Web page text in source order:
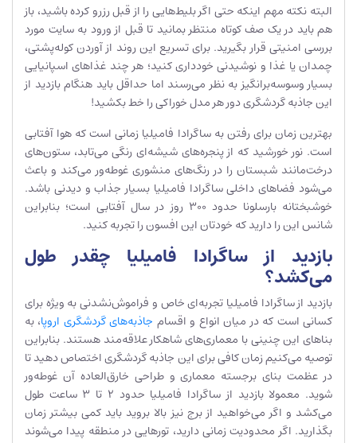
البته نکته مهم اینکه حتی اگر بلیط‌هایی را از قبل رزرو کرده باشید، باز
هم باید در یک صف کوتاه منتظر بمانید تا قبل از ورود به سایت مورد
بررسی امنیتی قرار بگیرید. برای تسریع این روند از آوردن کوله‌پشتی،
چمدان یا غذا و نوشیدنی خودداری کنید؛ هر چند غذاهای اسپانیایی
بسیار وسوسه‌برانگیز به نظر می‌رسند اما حداقل باید هنگام بازدید از
این جاذبه گردشگری دور هر مدل خوراکی را خط بکشید!
بهترین زمان برای رفتن به ساگرادا فامیلیا زمانی است که هوا آفتابی
است. نور خورشید که از پنجره‌های شیشه‌ای رنگی می‌تابد، ستون‌های
درخت‌مانند شبستان را در رنگ‌های منشوری غوطه‌ور می‌کند و باعث
می‌شود فضاهای داخلی ساگرادا فامیلیا بسیار جذاب و دیدنی باشد.
خوشبختانه بارسلونا حدود 300 روز در سال آفتابی است؛ بنابراین
شانس این را دارید که خودتان این افسون را تجربه کنید.
بازدید از ساگرادا فامیلیا چقدر طول
می‌کشد؟
بازدید از ساگرادا فامیلیا تجربه‌ای خاص و فراموش‌نشدنی به ویژه برای
کسانی است که در میان انواع و اقسام جاذبه‌های گردشگری اروپا، به
بناهای این چنینی با معماری‌های شاهکار علاقه‌مند هستند. بنابراین
توصیه می‌کنیم زمان کافی برای این جاذبه گردشگری اختصاص دهید تا
در عظمت بنای برجسته معماری و طراحی خارق‌العاده آن غوطه‌ور
شوید. معمولا بازدید از ساگرادا فامیلیا حدود 2 تا 3 ساعت طول
می‌کشد و اگر می‌خواهید از برج نیز بالا بروید باید کمی بیشتر زمان
بگذارید. اگر محدودیت زمانی دارید، تورهایی در منطقه پیدا می‌شوند